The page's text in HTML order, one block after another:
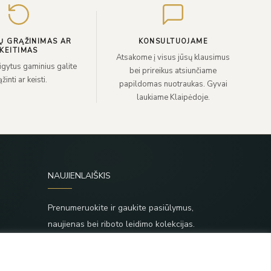
GRĄŽINIMAS AR
KEITIMAS
gaminius galite
ar keisti.
KONSULTUOJAME
Atsakome į visus jūsų klausimus
bei prireikus atsiunčiame
papildomas nuotraukas. Gyvai
laukiame Klaipėdoje.
NAUJIENLAIŠKIS
Prenumeruokite ir gaukite pasiūlymus,
naujienas bei riboto leidimo kolekcijas.